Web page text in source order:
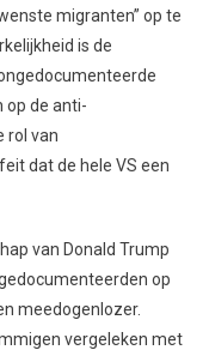
migranten” op te
is de
op de anti-
rol van
dat de hele VS een
van Donald Trump
op
meedogenlozer.
vergeleken met